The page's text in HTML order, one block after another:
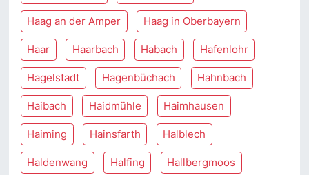
Haag an der Amper Haag in Oberbayern
Haar Haarbach Habach Hafenlohr
Hagelstadt Hagenbüchach Hahnbach
Haibach Haidmühle Haimhausen
Haiming Hainsfarth Halblech
Haldenwang Halfing Hallbergmoos